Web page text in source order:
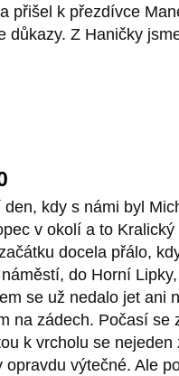
přišel k přezdívce
důkazy. Z Haničky
kdy s námi byl
v okolí a to
docela přálo,
do Horní
se už nedalo jet ani
na zádech. Počasí se
k vrcholu se
opravdu výtečné. Ale